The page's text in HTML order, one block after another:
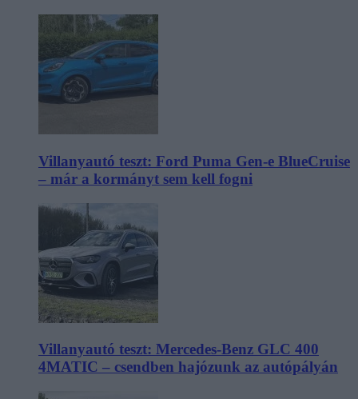
Villanyautó teszt: Ford Puma Gen-e BlueCruise
– már a kormányt sem kell fogni
Villanyautó teszt: Mercedes-Benz GLC 400
4MATIC – csendben hajózunk az autópályán